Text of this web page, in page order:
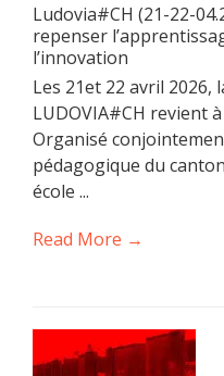
Ludovia#CH (21-22-
repenser
l’innovation
Les 21et 22 avril 2026,
LUDOVIA#CH revient
Organisé
pédagogique du
école ...
Read More →